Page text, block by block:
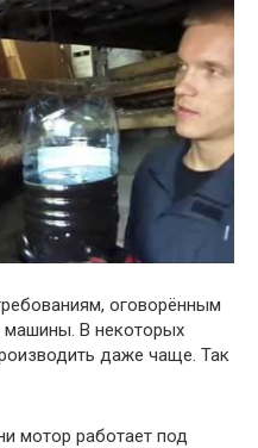
оговорённым
машины. В некоторых
даже чаще. Так
мотор работает под